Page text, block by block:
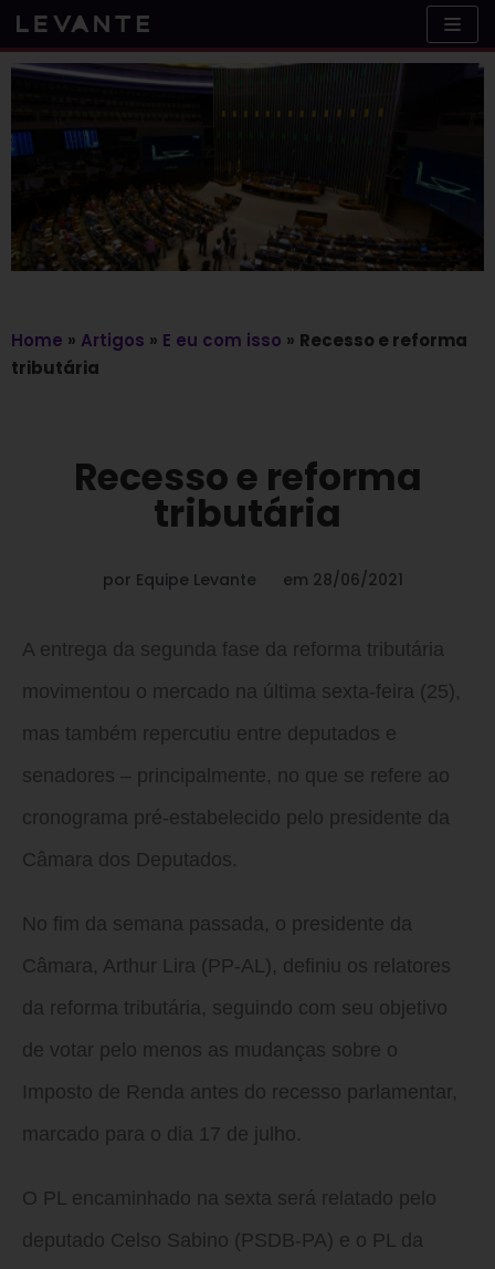
Skip
to
content
Home » Artigos » E eu com isso » Recesso e reforma
tributária
Recesso e reforma
tributária
por Equipe Levante em 28/06/2021
A entrega da segunda fase da reforma tributária
movimentou o mercado na última sexta-feira (25),
mas também repercutiu entre deputados e
senadores – principalmente, no que se refere ao
cronograma pré-estabelecido pelo presidente da
Câmara dos Deputados.
No fim da semana passada, o presidente da
Câmara, Arthur Lira (PP-AL), definiu os relatores
da reforma tributária, seguindo com seu objetivo
de votar pelo menos as mudanças sobre o
Imposto de Renda antes do recesso parlamentar,
marcado para o dia 17 de julho.
O PL encaminhado na sexta será relatado pelo
deputado Celso Sabino (PSDB-PA) e o PL da